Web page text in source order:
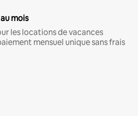
mois
les locations de vacances
mensuel unique sans frais